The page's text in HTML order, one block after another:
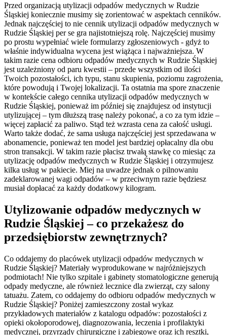
Przed organizacją utylizacji odpadów medycznych w Rudzie
Śląskiej koniecznie musimy się zorientować w aspektach cenników.
Jednak najczęściej to nie cennik utylizacji odpadów medycznych w
Rudzie Śląskiej per se gra najistotniejszą rolę. Najczęściej musimy
po prostu wypełniać wiele formularzy zgłoszeniowych - gdyż to
właśnie indywidualna wycena jest wiążąca i najważniejsza. W
takim razie cena odbioru odpadów medycznych w Rudzie Śląskiej
jest uzależniony od paru kwestii – przede wszystkim od ilości
Twoich pozostałości, ich typu, stanu skupienia, poziomu zagrożenia,
które powodują i Twojej lokalizacji. Ta ostatnia ma spore znaczenie
w kontekście całego cennika utylizacji odpadów medycznych w
Rudzie Śląskiej, ponieważ im później się znajdujesz od instytucji
utylizującej – tym dłuższą trasę należy pokonać, a co za tym idzie –
więcej zapłacić za paliwo. Stąd też wzrasta cena za całość usługi.
Warto także dodać, że sama usługa najczęściej jest sprzedawana w
abonamencie, ponieważ ten model jest bardziej opłacalny dla obu
stron transakcji. W takim razie płacisz trwałą stawkę co miesiąc za
utylizację odpadów medycznych w Rudzie Śląskiej i otrzymujesz
kilka usług w pakiecie. Miej na uwadze jednak o pilnowaniu
zadeklarowanej wagi odpadów – w przeciwnym razie będziesz
musiał dopłacać za każdy dodatkowy kilogram.
Utylizowanie odpadów medycznych w
Rudzie Śląskiej – co przekażesz do
przedsiębiorstw zewnętrznych?
Co oddajemy do placówek utylizacji odpadów medycznych w
Rudzie Śląskiej? Materiały wyprodukowane w najróżniejszych
podmiotach! Nie tylko szpitale i gabinety stomatologiczne generują
odpady medyczne, ale również lecznice dla zwierząt, czy salony
tatuażu. Zatem, co oddajemy do odbioru odpadów medycznych w
Rudzie Śląskiej? Poniżej zamieszczony został wykaz
przykładowych materiałów z katalogu odpadów: pozostałości z
opieki okołoporodowej, diagnozowania, leczenia i profilaktyki
medycznej, przyrządy chirurgiczne i zabiegowe oraz ich resztki,